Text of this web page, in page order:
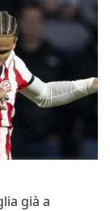
già a